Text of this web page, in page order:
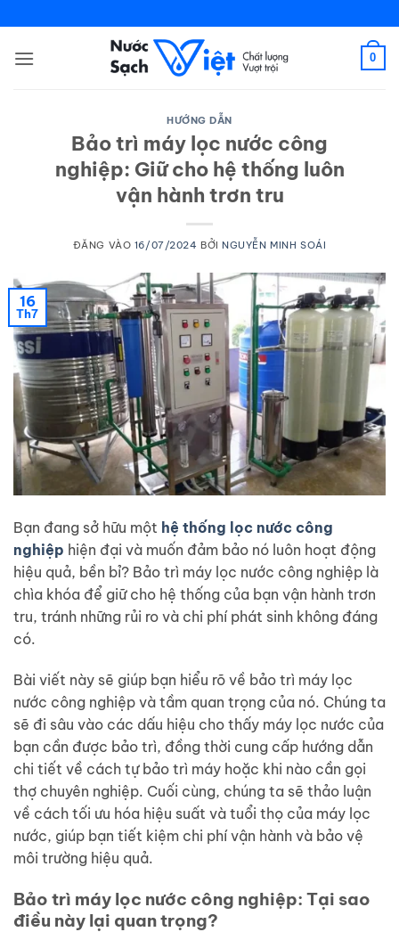
qua
nội
0
HƯỚNG DẪN
Bảo trì máy lọc nước công
nghiệp: Giữ cho hệ thống luôn
vận hành trơn tru
ĐĂNG VÀO 16/07/2024 BỞINGUYỄN MINH SOÁI
16
Th7
Bạn đang sở hữu một hệ thống lọc nước công
nghiệp hiện đại và muốn đảm bảo nó luôn hoạt động
hiệu quả, bền bỉ? Bảo trì máy lọc nước công nghiệp là
chìa khóa để giữ cho hệ thống của bạn vận hành trơn
tru, tránh những rủi ro và chi phí phát sinh không đáng
có.
Bài viết này sẽ giúp bạn hiểu rõ về bảo trì máy lọc
nước công nghiệp và tầm quan trọng của nó. Chúng ta
sẽ đi sâu vào các dấu hiệu cho thấy máy lọc nước của
bạn cần được bảo trì, đồng thời cung cấp hướng dẫn
chi tiết về cách tự bảo trì máy hoặc khi nào cần gọi
thợ chuyên nghiệp. Cuối cùng, chúng ta sẽ thảo luận
về cách tối ưu hóa hiệu suất và tuổi thọ của máy lọc
nước, giúp bạn tiết kiệm chi phí vận hành và bảo vệ
môi trường hiệu quả.
Bảo trì máy lọc nước công nghiệp: Tại sao
điều này lại quan trọng?